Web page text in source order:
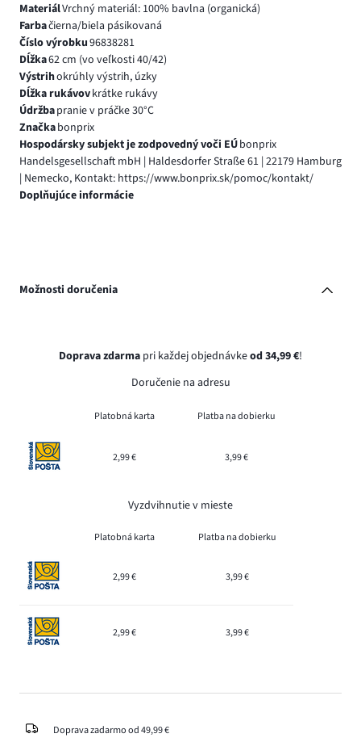
MateriálVrchný materiál: 100% bavlna (organická)
Farbačierna/biela pásikovaná
Číslo výrobku96838281
Dĺžka62 cm (vo veľkosti 40/42)
Výstrihokrúhly výstrih, úzky
Dĺžka rukávovkrátke rukávy
Údržbapranie v práčke 30°C
Značkabonprix
Hospodársky subjekt je zodpovedný voči EÚbonprix
Handelsgesellschaft mbH | Haldesdorfer Straße 61 | 22179 Hamburg
| Nemecko, Kontakt: https://www.bonprix.sk/pomoc/kontakt/
Doplňujúce informácie
Možnosti doručenia
Doprava zdarma pri každej objednávkeod 34,99 €!
Doručenie na adresu
Platobná karta Platba na dobierku
2,99 € 3,99 €
Vyzdvihnutie v mieste
Platobná karta Platba na dobierku
2,99 € 3,99 €
2,99 € 3,99 €
Doprava zadarmo od 49,99 €